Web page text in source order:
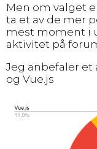
Men om valget
ta et av de mer
mest moment i
aktivitet på
Jeg anbefaler et
og Vue.js